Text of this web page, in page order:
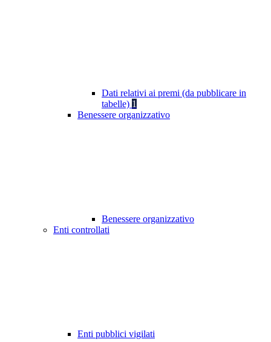
Dati relativi ai premi (da pubblicare in
tabelle) 1
Benessere organizzativo
Benessere organizzativo
Enti controllati
Enti pubblici vigilati